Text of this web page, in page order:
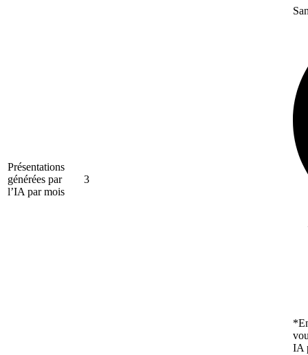
Présentations
générées par
l’IA par mois
3
IA